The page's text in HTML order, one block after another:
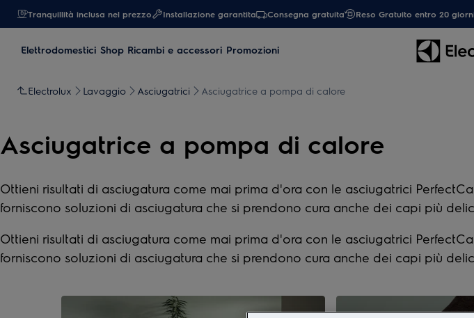
Tranquillità inclusa nel prezzo Installazione garantita Consegna gratuita Reso Gratuito entro 20
Elettrodomestici Shop Ricambi e accessori Promozioni
Electrolux Lavaggio Asciugatrici Asciugatrice a pompa di calore
Asciugatrice a pompa di calore
Ottieni risultati di asciugatura come mai prima d'ora con le asciugatrici
forniscono soluzioni di asciugatura che si prendono cura anche dei capi più
Ottieni risultati di asciugatura come mai prima d'ora con le asciugatrici
forniscono soluzioni di asciugatura che si prendono cura anche dei capi più